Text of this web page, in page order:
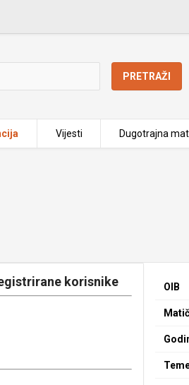
PRETRAŽI
Vijesti Dugotrajna
korisnike OIB